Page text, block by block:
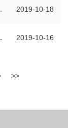
2019-10-18
2019-10-16
>>